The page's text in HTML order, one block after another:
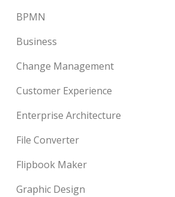
BPMN
Business
Change Management
Customer Experience
Enterprise Architecture
File Converter
Flipbook Maker
Graphic Design